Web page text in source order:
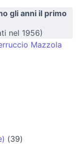
gli anni il primo
nel 1956)
Mazzola
(39)